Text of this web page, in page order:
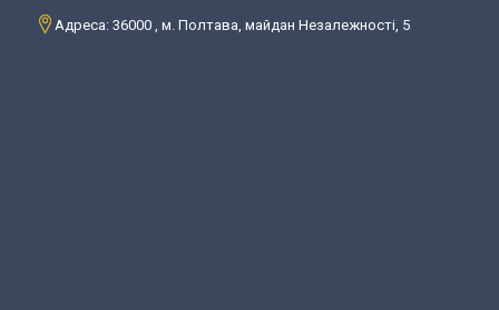
Адреса: 36000 , м. Полтава, майдан Незалежності, 5